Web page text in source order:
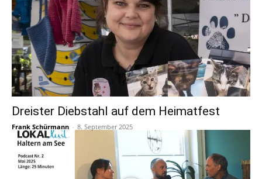
Dreister Diebstahl auf dem Heimatfest
Frank Schürmann - 8. September 2025